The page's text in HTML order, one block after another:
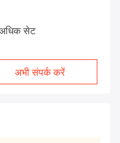
सेट
अभी संपर्क करें